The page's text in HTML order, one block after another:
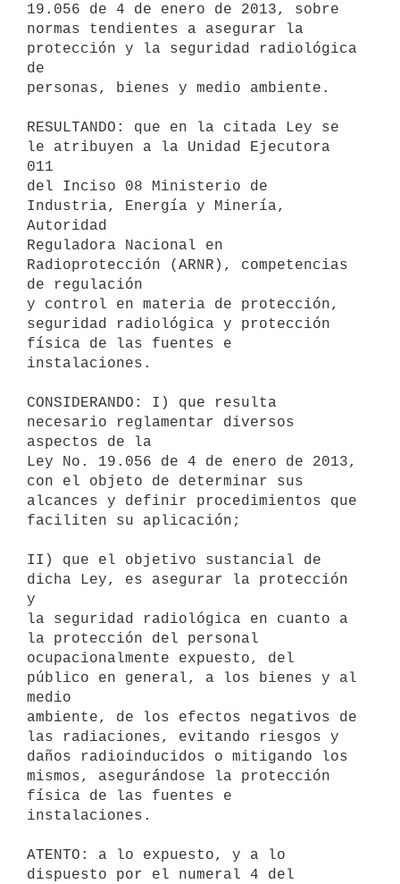
19.056 de 4 de enero de 2013, sobre
normas tendientes a asegurar la
protección y la seguridad radiológica
de
personas, bienes y medio ambiente.
RESULTANDO: que en la citada Ley se
le atribuyen a la Unidad Ejecutora
011
del Inciso 08 Ministerio de
Industria, Energía y Minería,
Autoridad
Reguladora Nacional en
Radioprotección (ARNR), competencias
de regulación
y control en materia de protección,
seguridad radiológica y protección
física de las fuentes e
instalaciones.
CONSIDERANDO: I) que resulta
necesario reglamentar diversos
aspectos de la
Ley No. 19.056 de 4 de enero de 2013,
con el objeto de determinar sus
alcances y definir procedimientos que
faciliten su aplicación;
II) que el objetivo sustancial de
dicha Ley, es asegurar la protección
y
la seguridad radiológica en cuanto a
la protección del personal
ocupacionalmente expuesto, del
público en general, a los bienes y al
medio
ambiente, de los efectos negativos de
las radiaciones, evitando riesgos y
daños radioinducidos o mitigando los
mismos, asegurándose la protección
física de las fuentes e
instalaciones.
ATENTO: a lo expuesto, y a lo
dispuesto por el numeral 4 del